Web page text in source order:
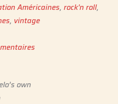
Américaines,rock'n roll,
, vintage
own